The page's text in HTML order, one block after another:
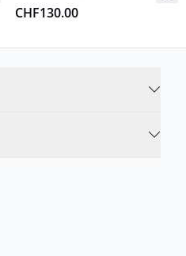
CHF130.00